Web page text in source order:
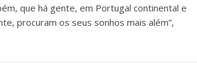
que há gente, em Portugal continental e
procuram os seus sonhos mais além”,